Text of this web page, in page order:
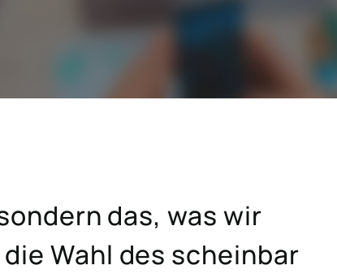
SAP für die Konsumgüterindustrie
das, was wir
Wahl des scheinbar